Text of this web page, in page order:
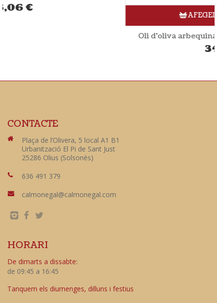
Oli d’oliva arbequina verge extra 2L MIGJORN
CONTACTE
Plaça de l’Olivera, 5 local A1 B1
Urbanització El Pi de Sant Just
25286 Olius (Solsonès)
636 491 379
calmonegal@calmonegal.com
HORARI
De dimarts a dissabte:
de 09:45 a 16:45
Tanquem els diumenges, dilluns i festius